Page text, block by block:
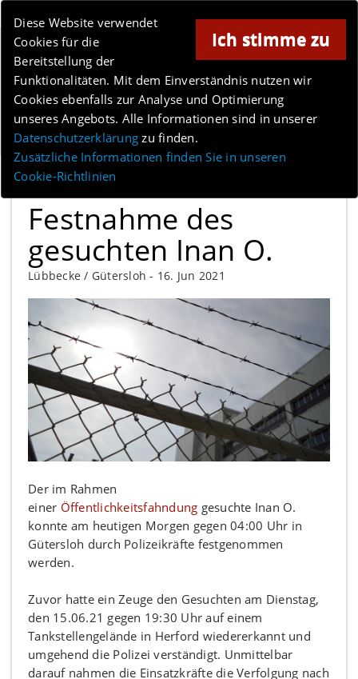
Ich stimme zu
Diese Website verwendet
Cookies für die
Bereitstellung der
Funktionalitäten. Mit dem Einverständnis nutzen wir
Cookies ebenfalls zur Analyse und Optimierung
unseres Angebots. Alle Informationen sind in unserer
Datenschutzerklärung zu finden.
Zusätzliche Informationen finden Sie in unseren
Cookie-Richtlinien
Anzeige
Menü
Festnahme des
gesuchten Inan O.
Lübbecke / Gütersloh - 16. Jun 2021
Der im Rahmen
einer Öffentlichkeitsfahndung gesuchte Inan O.
konnte am heutigen Morgen gegen 04:00 Uhr in
Gütersloh durch Polizeikräfte festgenommen
werden.
Zuvor hatte ein Zeuge den Gesuchten am Dienstag,
den 15.06.21 gegen 19:30 Uhr auf einem
Tankstellengelände in Herford wiedererkannt und
umgehend die Polizei verständigt. Unmittelbar
darauf nahmen die Einsatzkräfte die Verfolgung nach